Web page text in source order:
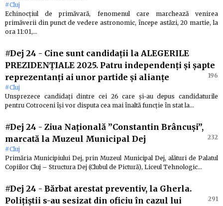
#Cluj
Echinocțiul de primăvară, fenomenul care marchează venirea
primăverii din punct de vedere astronomic, începe astăzi, 20 martie, la
ora 11:01,…
#Dej 24 - Cine sunt candidații la ALEGERILE
PREZIDENȚIALE 2025. Patru independenți și șapte
reprezentanți ai unor partide și alianțe
196
#Cluj
Unsprezece candidați dintre cei 26 care și-au depus candidaturile
pentru Cotroceni își vor disputa cea mai înaltă funcție în stat la…
#Dej 24 - Ziua Națională ”Constantin Brâncuși”,
marcată la Muzeul Municipal Dej
232
#Cluj
Primăria Municipiului Dej, prin Muzeul Municipal Dej, alături de Palatul
Copiilor Cluj – Structura Dej (Clubul de Pictură), Liceul Tehnologic…
#Dej 24 - Bărbat arestat preventiv, la Gherla.
Polițiștii s-au sesizat din oficiu în cazul lui
291